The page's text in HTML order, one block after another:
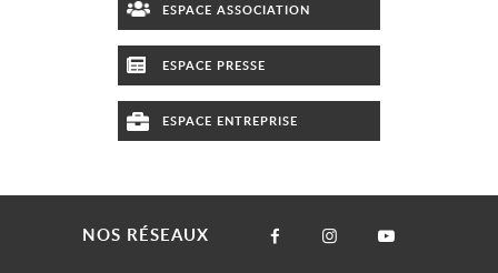
ESPACE ASSOCIATION
ESPACE PRESSE
ESPACE ENTREPRISE
NOS RÉSEAUX